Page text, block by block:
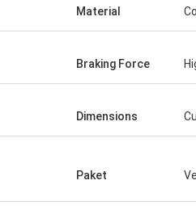
Material
Braking Force
Dimensions
Paket